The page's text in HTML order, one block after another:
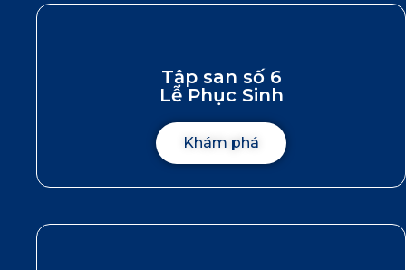
Tập san số 6
Lễ Phục Sinh
Khám phá